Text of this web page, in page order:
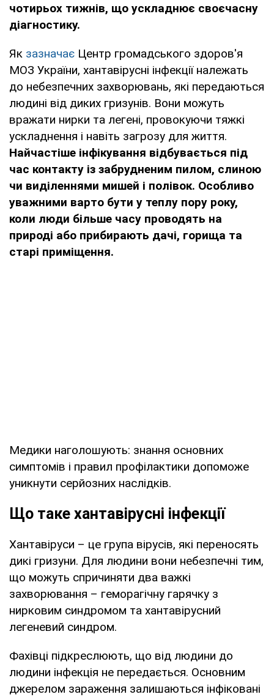
чотирьох тижнів, що ускладнює своєчасну
діагностику.
Як зазначає Центр громадського здоров'я
МОЗ України, хантавірусні інфекції належать
до небезпечних захворювань, які передаються
людині від диких гризунів. Вони можуть
вражати нирки та легені, провокуючи тяжкі
ускладнення і навіть загрозу для життя.
Найчастіше інфікування відбувається під
час контакту із забрудненим пилом, слиною
чи виділеннями мишей і полівок. Особливо
уважними варто бути у теплу пору року,
коли люди більше часу проводять на
природі або прибирають дачі, горища та
старі приміщення.
Медики наголошують: знання основних
симптомів і правил профілактики допоможе
уникнути серйозних наслідків.
Що таке хантавірусні інфекції
Хантавіруси – це група вірусів, які переносять
дикі гризуни. Для людини вони небезпечні тим,
що можуть спричиняти два важкі
захворювання – геморагічну гарячку з
нирковим синдромом та хантавірусний
легеневий синдром.
Фахівці підкреслюють, що від людини до
людини інфекція не передається. Основним
джерелом зараження залишаються інфіковані